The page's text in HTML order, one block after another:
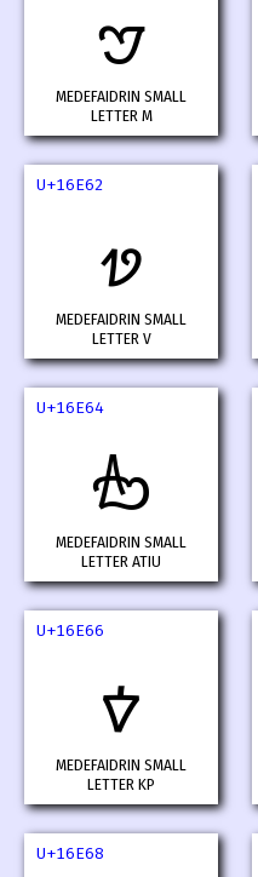
𖹠
MEDEFAIDRIN SMALL
LETTER M
U+16E62
𖹢
MEDEFAIDRIN SMALL
LETTER V
U+16E64
𖹤
MEDEFAIDRIN SMALL
LETTER ATIU
U+16E66
𖹦
MEDEFAIDRIN SMALL
LETTER KP
U+16E68